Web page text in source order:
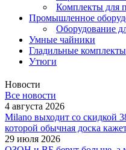
Комплекты для
Промышленное
Оборудование
Умные чайники
Гладильные комплекты
Утюги
Новости
Все новости
4 августа 2026
Milano выходит со скидкой
которой обычная доска
29 июля 2026